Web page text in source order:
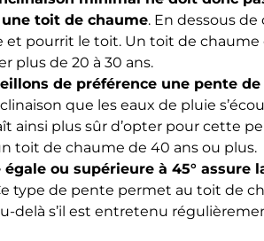
une toit de chaume. En dessous
et pourrit le toit. Un toit de chaume
plus de 20 à 30 ans.
de préférence une pente de
que les eaux de pluie
ainsi plus sûr d’opter pour cette
toit de chaume de 40 ans ou plus.
égale ou supérieure à 45° assure
type de pente permet au toit de
delà s’il est entretenu